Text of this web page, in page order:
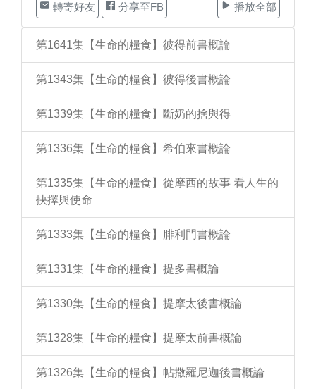
轉寄好友 分享至FB 播放全部
第1641集【生命的糧食】彼得前書概論
第1343集【生命的糧食】彼得後書概論
第1339集【生命的糧食】斷奶的捨與得
第1336集【生命的糧食】希伯來書概論
第1335集【生命的糧食】從摩西的故事 看人生的
抉擇與使命
第1333集【生命的糧食】腓利門書概論
第1331集【生命的糧食】提多書概論
第1330集【生命的糧食】提摩太後書概論
第1328集【生命的糧食】提摩太前書概論
第1326集【生命的糧食】帖撒羅尼迦後書概論